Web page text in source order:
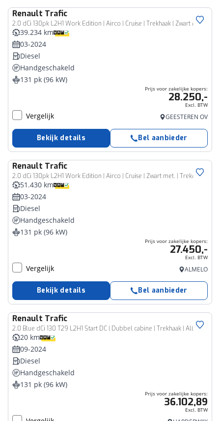
Renault Trafic
2.0 dCi 130pk L2H1 Work Edition | Airco | Cruise | Trekhaak | Zwart met.
Bedrijfswagen
39.234 km
03-2024
Diesel
Handgeschakeld
131 pk (96 kW)
Prijs voor zakelijke kopers:
28.250,-
Excl. BTW
Vergelijk GEESTEREN OV
Bekijk details Bel aanbieder
Renault Trafic
2.0 dCi 130pk L2H1 Work Edition | Airco | Cruise | Zwart met. | Trekhaak
Bedrijfswagen
51.430 km
03-2024
Diesel
Handgeschakeld
131 pk (96 kW)
Prijs voor zakelijke kopers:
27.450,-
Excl. BTW
Vergelijk ALMELO
Bekijk details Bel aanbieder
Renault Trafic
2.0 Blue dCi 130 T29 L2H1 Start DC | Dubbel cabine | Trekhaak | All season banden | BPM € 0,-
Bedrijfswagen
20 km
09-2024
Diesel
Handgeschakeld
131 pk (96 kW)
Prijs voor zakelijke kopers:
36.102,89
Excl. BTW